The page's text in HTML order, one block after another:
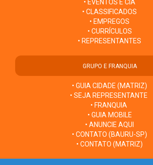
• EVENTOS E CIA
• CLASSIFICADOS
• EMPREGOS
• CURRÍCULOS
• REPRESENTANTES
GRUPO E FRANQUIA
• GUIA CIDADE (MATRIZ)
• SEJA REPRESENTANTE
• FRANQUIA
• GUIA MOBILE
• ANUNCIE AQUI
• CONTATO (BAURU-SP)
• CONTATO (MATRIZ)